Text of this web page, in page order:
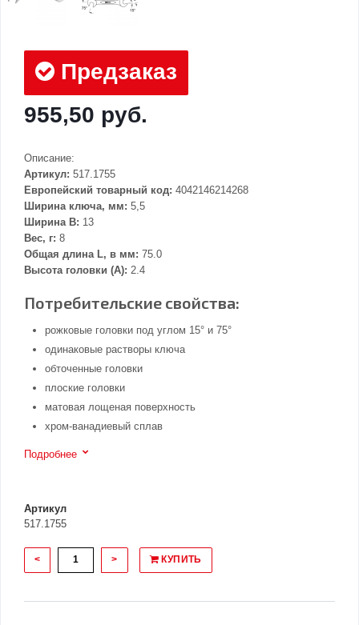
Предзаказ
955,50 руб.
Описание:
Артикул: 517.1755
Европейский товарный код: 4042146214268
Ширина ключа, мм: 5,5
Ширина В: 13
Вес, г: 8
Общая длина L, в мм: 75.0
Высота головки (А): 2.4
Потребительские свойства:
рожковые головки под углом 15° и 75°
одинаковые растворы ключа
обточенные головки
плоские головки
матовая лощеная поверхность
хром-ванадиевый сплав
Подробнее
Артикул
517.1755
< > КУПИТЬ